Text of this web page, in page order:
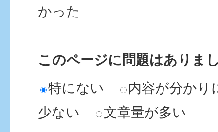
かった
このページに問題はありま
特にない
内容が分かり
少ない
文章量が多い